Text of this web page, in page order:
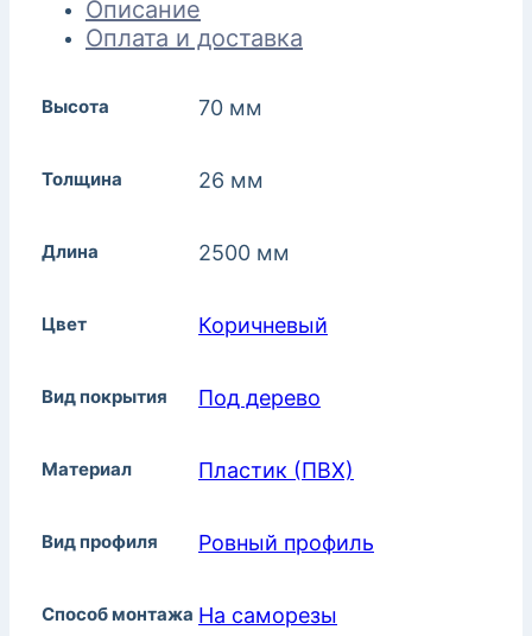
Описание
Оплата и доставка
Высота 70 мм
Толщина 26 мм
Длина 2500 мм
Цвет Коричневый
Вид покрытия Под дерево
Материал Пластик (ПВХ)
Вид профиля Ровный профиль
Способ монтажа На саморезы